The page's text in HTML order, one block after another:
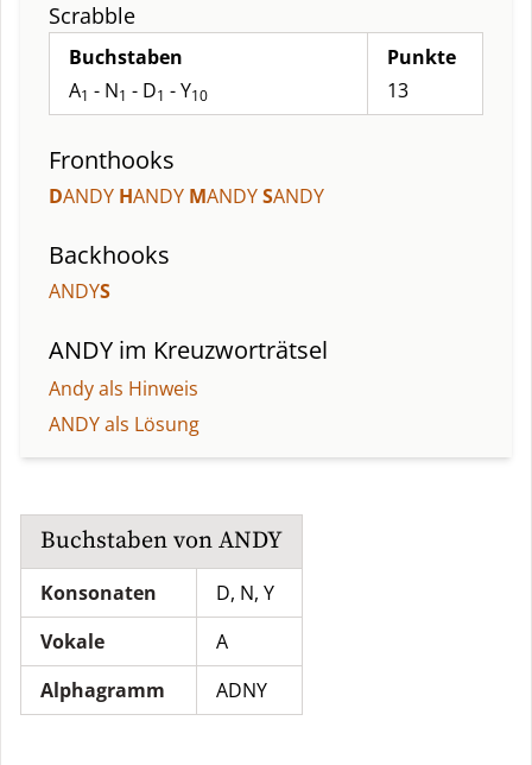
Scrabble
Buchstaben
A1 - N1 - D1 - Y10
Punkte
13
Fronthooks
DANDY HANDY MANDYSANDY
Backhooks
ANDYS
ANDY im Kreuzworträtsel
Andy als Hinweis
ANDY als Lösung
Buchstaben von ANDY
Konsonaten
D, N, Y
Vokale
A
Alphagramm
ADNY